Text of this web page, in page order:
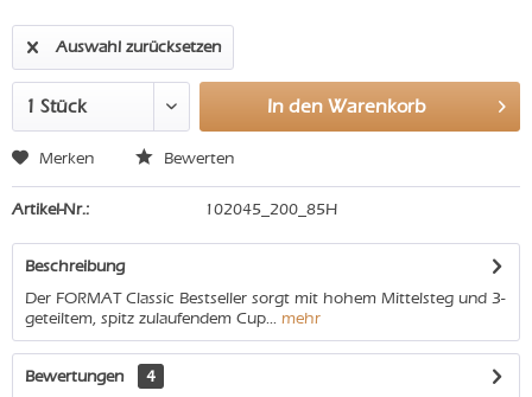
Auswahl zurücksetzen
In den Warenkorb
Merken Bewerten
Artikel-Nr.: 102045_200_85H
Beschreibung
Der FORMAT Classic Bestseller sorgt mit hohem Mittelsteg und 3-
geteiltem, spitz zulaufendem Cup... mehr
Bewertungen
4